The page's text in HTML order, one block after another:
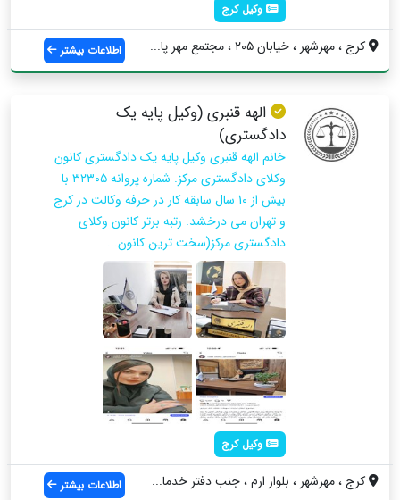
وکیل کرج
کرج ، مهرشهر ، خیابان ۲۰۵ ، مجتمع مهر پا... اطلاعات بیشتر
الهه قنبری (وکیل پایه یک
دادگستری)
خانم الهه قنبری وکیل پایه یک دادگستری کانون
وکلای دادگستری مرکز. شماره پروانه ۳۲۳۰۵ با
بیش از 10 سال سابقه کار در حرفه وکالت در کرج
و تهران می درخشد. رتبه برتر کانون وکلای
دادگستری مرکز(سخت ترین کانون...
وکیل کرج
کرج ، مهرشهر ، بلوار ارم ، جنب دفتر خدما... اطلاعات بیشتر